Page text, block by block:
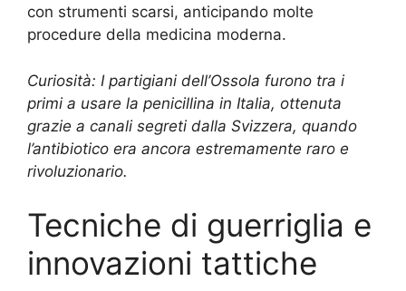
con strumenti scarsi, anticipando molte
procedure della medicina moderna.
Curiosità: I partigiani dell’Ossola furono tra i
primi a usare la penicillina in Italia, ottenuta
grazie a canali segreti dalla Svizzera, quando
l’antibiotico era ancora estremamente raro e
rivoluzionario.
Tecniche di guerriglia e
innovazioni tattiche